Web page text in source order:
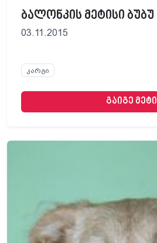
ბალონკის მეტისი ბუბუ
03.11.2015
კარგი
გაიგე მეტი